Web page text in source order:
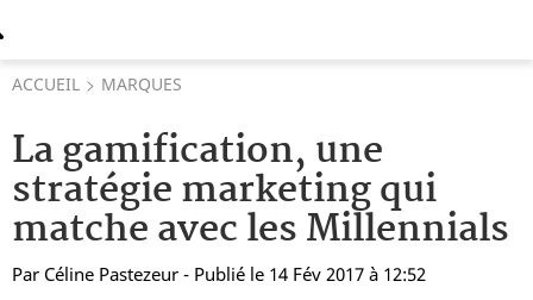
ACCUEIL MARQUES
La gamification, une
stratégie marketing qui
matche avec les Millennials
Par Céline Pastezeur - Publié le 14 Fév 2017 à 12:52